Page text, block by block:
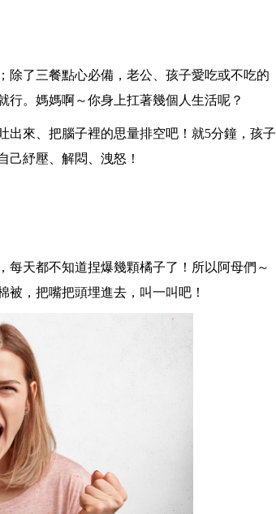
除了三餐點心必備，老公、孩子愛吃或不吃的
行。媽媽啊～你身上扛著幾個人生活呢？
出來、把腦子裡的思量排空吧！就5分鐘，孩子
己紓壓、解悶、洩怒！
天都不知道捏爆幾顆橘子了！所以阿母們～
，把嘴把頭埋進去，叫一叫吧！